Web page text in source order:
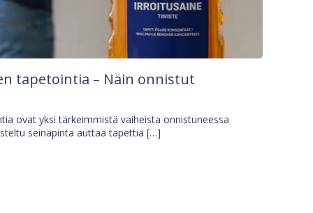
tapetointia – Näin onnistut
ovat yksi tärkeimmistä vaiheista onnistuneessa
seinäpinta auttaa tapettia […]